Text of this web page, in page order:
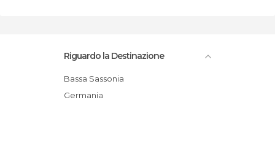
Riguardo la Destinazione
Bassa Sassonia
Germania